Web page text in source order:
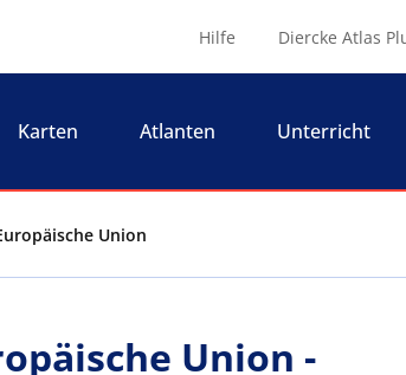
Hilfe Diercke Atlas
Karten Atlanten Unterricht
Union
Union -